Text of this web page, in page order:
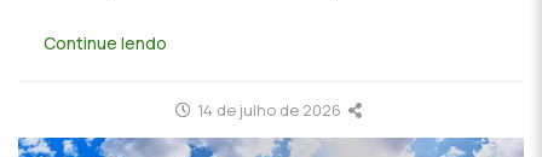
Continue lendo
14 de julho de 2026